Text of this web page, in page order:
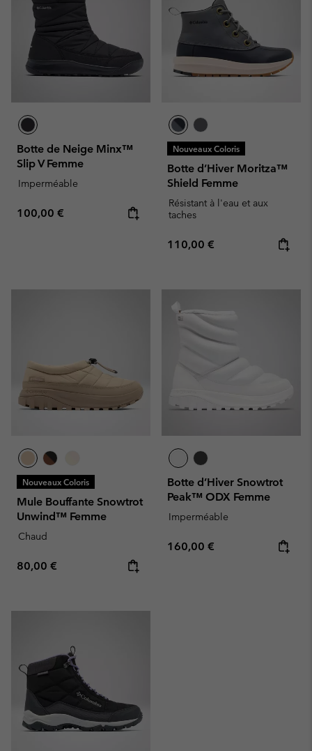
Botte de Neige Minx™
Slip V Femme
Imperméable
Regular price:
100,00 €
Nouveaux Coloris
Botte d’Hiver Moritza™
Shield Femme
Résistant à l'eau et aux
taches
Regular price:
110,00 €
Nouveaux Coloris
Mule Bouffante Snowtrot
Unwind™ Femme
Chaud
Regular price:
80,00 €
Botte d’Hiver Snowtrot
Peak™ ODX Femme
Imperméable
Regular price:
160,00 €